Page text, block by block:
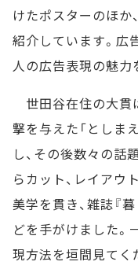
けたポスターのほか
紹介しています。広
人の広告表現の魅力
世田谷在住の大貫
撃を与えた「としま
し、その後数々の話
らカット、レイアウ
美学を貫き、雑誌『
どを手がけました
現方法を垣間見てく